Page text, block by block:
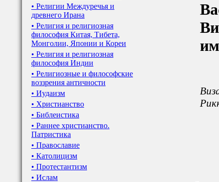
• Религии Междуречья и
древнего Ирана
• Религия и религиозная
философия Китая, Тибета,
Монголии, Японии и Кореи
• Религия и религиозная
философия Индии
• Религиозные и философские
воззрения античности
• Иудаизм
• Христианство
• Библеистика
• Раннее христианство.
Патристика
• Православие
• Католицизм
• Протестантизм
• Ислам